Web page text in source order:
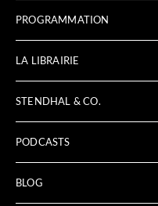
PROGRAMMATION
LA LIBRAIRIE
STENDHAL & CO.
PODCASTS
BLOG